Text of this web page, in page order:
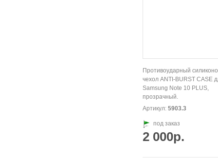
Противоударный
чехол ANTI-BURST CASE
Samsung Note 10 PLUS,
прозрачный.
Артикул: 5903.3
под заказ
2 000р.